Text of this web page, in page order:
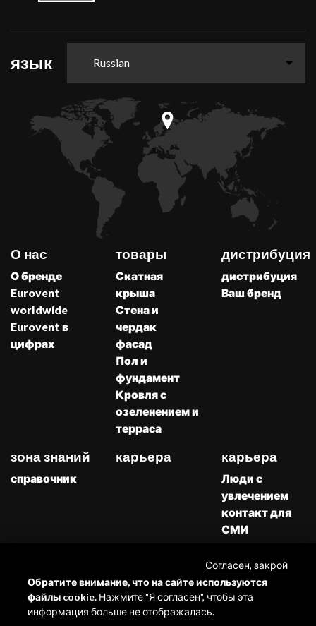
язык Russian
О нас
О бренде
Eurovent
worldwide
Eurovent в
цифрах
товары
Скатная
крыша
Стена и
чердак
фасад
Пол и
фундамент
Кровля с
озеленением и
терраса
дистрибуция
дистрибуция
Ваш бренд
зона знаний
справочник
карьера карьера
Люди с
увлечением
контакт для
СМИ
Жалобы
Обратите внимание, что на сайте используются
файлы cookie. Нажмите "Я согласен", чтобы эта
информация больше не отображалась.
Согласен, закрой